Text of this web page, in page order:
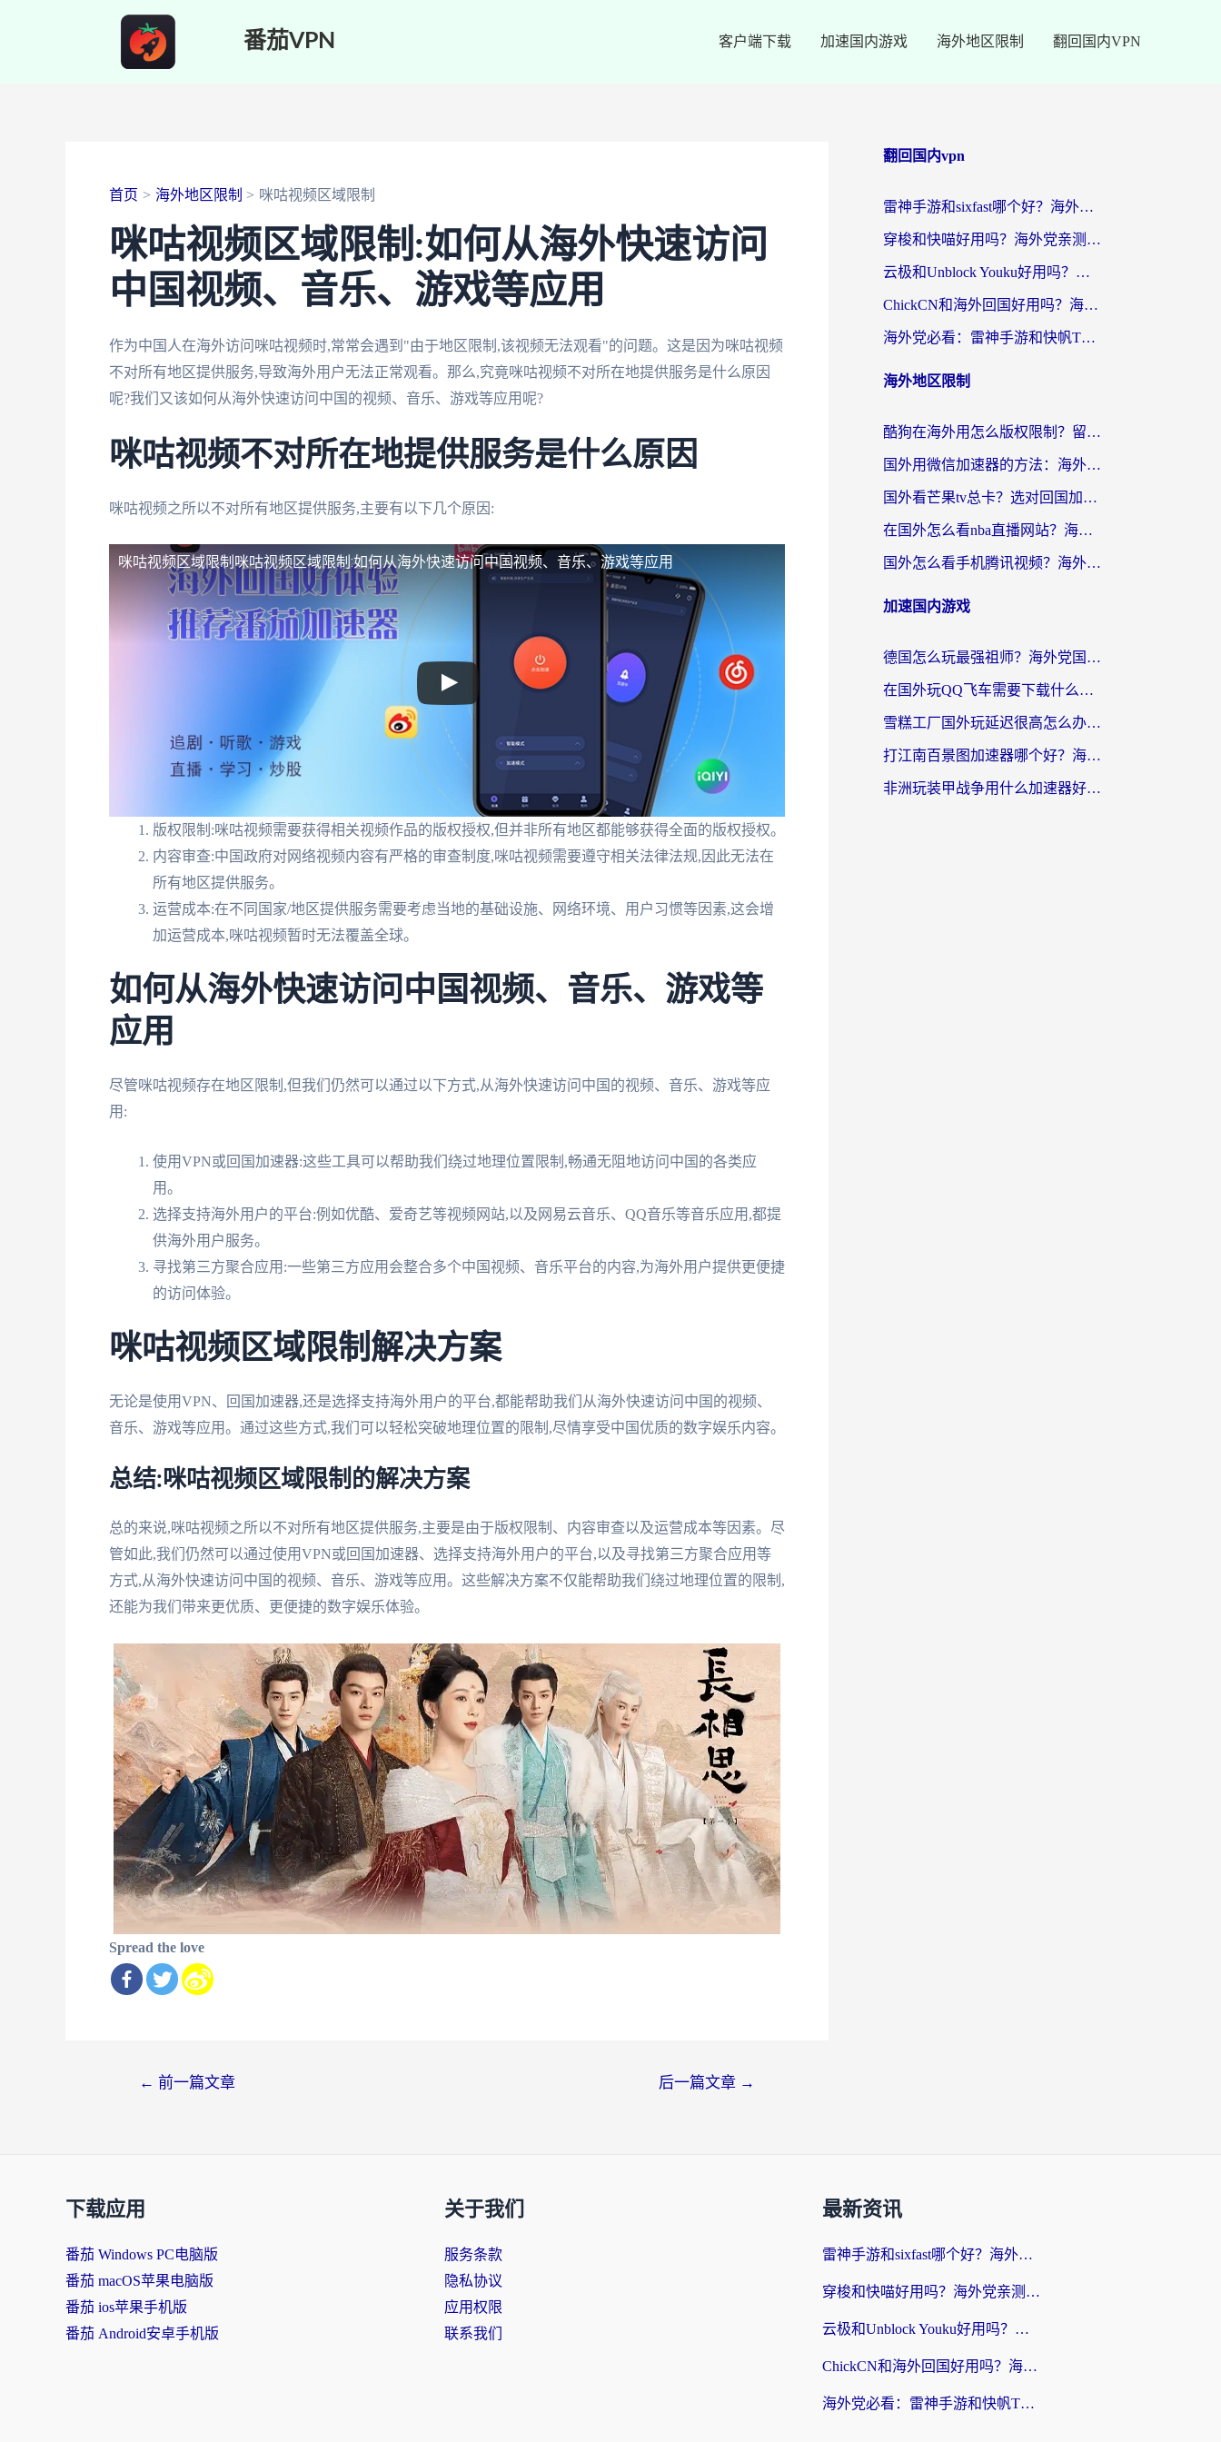
番茄VPN 客户端下载 加速国内游戏 海外地区限制 翻回国内VPN
首页 海外地区限制 咪咕视频区域限制
咪咕视频区域限制:如何从海外快速访问
中国视频、音乐、游戏等应用
作为中国人在海外访问咪咕视频时,常常会遇到"由于地区限制,该视频无法观看"的问题。这是因为咪咕视频
不对所有地区提供服务,导致海外用户无法正常观看。那么,究竟咪咕视频不对所在地提供服务是什么原因
呢?我们又该如何从海外快速访问中国的视频、音乐、游戏等应用呢?
咪咕视频不对所在地提供服务是什么原因
咪咕视频之所以不对所有地区提供服务,主要有以下几个原因:
咪咕视频区域限制 咪咕视频区域限制:如何从海外快速访问中国视频、音乐、游戏等应用
版权限制:咪咕视频需要获得相关视频作品的版权授权,但并非所有地区都能够获得全面的版权授权。
内容审查:中国政府对网络视频内容有严格的审查制度,咪咕视频需要遵守相关法律法规,因此无法在
所有地区提供服务。
运营成本:在不同国家/地区提供服务需要考虑当地的基础设施、网络环境、用户习惯等因素,这会增
加运营成本,咪咕视频暂时无法覆盖全球。
如何从海外快速访问中国视频、音乐、游戏等
应用
尽管咪咕视频存在地区限制,但我们仍然可以通过以下方式,从海外快速访问中国的视频、音乐、游戏等应
用:
使用VPN或回国加速器:这些工具可以帮助我们绕过地理位置限制,畅通无阻地访问中国的各类应
用。
选择支持海外用户的平台:例如优酷、爱奇艺等视频网站,以及网易云音乐、QQ音乐等音乐应用,都提
供海外用户服务。
寻找第三方聚合应用:一些第三方应用会整合多个中国视频、音乐平台的内容,为海外用户提供更便捷
的访问体验。
咪咕视频区域限制解决方案
无论是使用VPN、回国加速器,还是选择支持海外用户的平台,都能帮助我们从海外快速访问中国的视频、
音乐、游戏等应用。通过这些方式,我们可以轻松突破地理位置的限制,尽情享受中国优质的数字娱乐内容。
总结:咪咕视频区域限制的解决方案
总的来说,咪咕视频之所以不对所有地区提供服务,主要是由于版权限制、内容审查以及运营成本等因素。尽
管如此,我们仍然可以通过使用VPN或回国加速器、选择支持海外用户的平台,以及寻找第三方聚合应用等
方式,从海外快速访问中国的视频、音乐、游戏等应用。这些解决方案不仅能帮助我们绕过地理位置的限制,
还能为我们带来更优质、更便捷的数字娱乐体验。
Spread the love
← 前一篇文章 后一篇文章 →
翻回国内vpn
雷神手游和sixfast哪个好？海外党亲测3款回国加速器，教你选对不踩坑
穿梭和快喵好用吗？海外党亲测：小众加速器对比+番茄加速器深度体验
云极和Unblock Youku好用吗？海外党亲测+2026回国加速器避坑指南
ChickCN和海外回国好用吗？海外党2026亲测：从手游到影音，选对加速器的3个关键
海外党必看：雷神手游和快帆TV版好用吗？3步选对回国加速器不踩坑
海外地区限制
酷狗在海外用怎么版权限制？留学生亲测：3步解决听国内音乐难题
国外用微信加速器的方法：海外党无缝连接国内生活的实用指南
国外看芒果tv总卡？选对回国加速器，轻松追《浪姐》不费劲
在国外怎么看nba直播网站？海外党专属体育观赛指南，告别地区限制！
国外怎么看手机腾讯视频？海外党亲测有效的追剧加速器选择指南
加速国内游戏
德国怎么玩最强祖师？海外党国服游戏加速器选择全攻略（附宝可梦Online实测）
在国外玩QQ飞车需要下载什么加速器呢？海外党亲测有效的国服游戏加速指南
雪糕工厂国外玩延迟很高怎么办？海外玩家国服游戏加速终极攻略（附实测推荐）
打江南百景图加速器哪个好？海外党踩坑N次后，终于找到不卡的秘诀
非洲玩装甲战争用什么加速器好？海外党亲测有效的国服游戏加速方案
下载应用
番茄 Windows PC电脑版
番茄 macOS苹果电脑版
番茄 ios苹果手机版
番茄 Android安卓手机版
关于我们
服务条款
隐私协议
应用权限
联系我们
最新资讯
雷神手游和sixfast哪个好？海外党亲测3款回国加速器，教你选对不踩坑
穿梭和快喵好用吗？海外党亲测：小众加速器对比+番茄加速器深度体验
云极和Unblock Youku好用吗？海外党亲测+2026回国加速器避坑指南
ChickCN和海外回国好用吗？海外党2026亲测：从手游到影音，选对加速器的3个关键
海外党必看：雷神手游和快帆TV版好用吗？3步选对回国加速器不踩坑